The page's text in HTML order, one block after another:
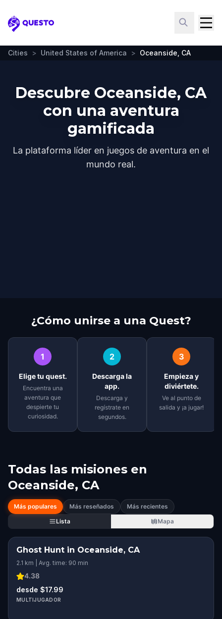
Questo
Cities > United States of America > Oceanside, CA
Descubre Oceanside, CA
con una aventura
gamificada
La plataforma líder en juegos de aventura en el
mundo real.
¿Cómo unirse a una Quest?
1
Elige tu quest.
Encuentra una
aventura que
despierte tu
curiosidad.
2
Descarga la
app.
Descarga y
regístrate en
segundos.
3
Empieza y
diviértete.
Ve al punto de
salida y ¡a jugar!
Todas las misiones en
Oceanside, CA
Más populares Más reseñados
Más recientes
Lista
Mapa
Ghost Hunt in Oceanside, CA
2.1 km | Avg. time: 90 min
4.38
desde $17.99
MULTIJUGADOR